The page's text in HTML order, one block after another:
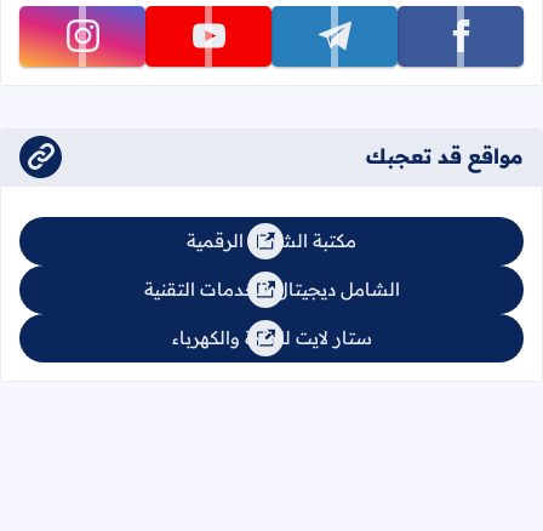
تابعنا على facebook تابعنا على telegram تابعنا على youtube تابعنا على instagram
مواقع قد تعجبك
مكتبة الشامل الرقمية
الشامل ديجيتال للخدمات التقنية
ستار لايت للإنارة والكهرباء